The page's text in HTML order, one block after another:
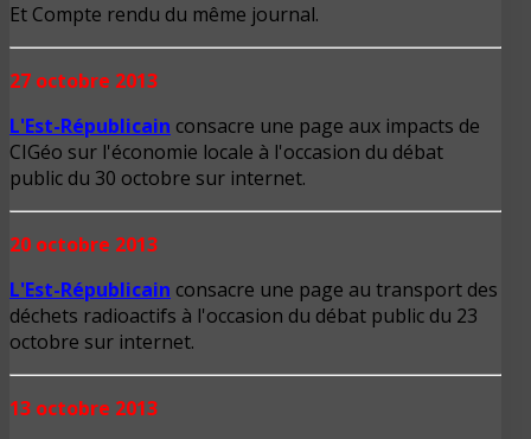
Et Compte rendu du même journal.
27 octobre 2013
L'Est-Républicain consacre une page aux impacts de
CIGéo sur l'économie locale à l'occasion du débat
public du 30 octobre sur internet.
20 octobre 2013
L'Est-Républicain consacre une page au transport des
déchets radioactifs à l'occasion du débat public du 23
octobre sur internet.
13 octobre 2013